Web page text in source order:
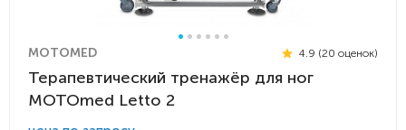
MOTOMED 4.9 (20 оценок)
Терапевтический тренажёр для ног
MOTOmed Letto 2